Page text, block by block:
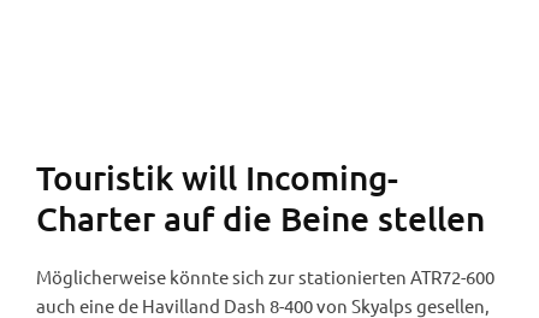
Touristik will Incoming-
Charter auf die Beine stellen
Möglicherweise könnte sich zur stationierten ATR72-600
auch eine de Havilland Dash 8-400 von Skyalps gesellen,